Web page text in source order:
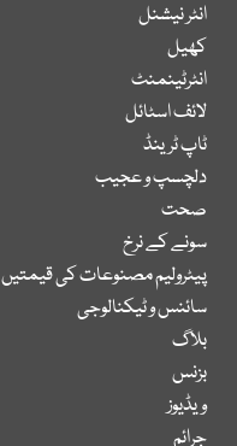
انٹر نیشنل
کھیل
انٹرٹینمنٹ
لائف اسٹائل
ٹاپ ٹرینڈ
دلچسپ و عجیب
صحت
سونے کے نرخ
پیٹرولیم مصنوعات کی قیمتیں
سائنس و ٹیکنالوجی
بلاگ
بزنس
ویڈیوز
جرائم